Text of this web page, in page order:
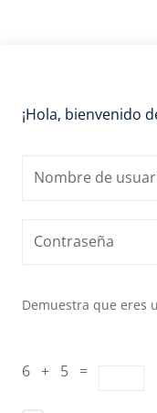
¡Hola, bienvenido
Demuestra que eres
6 + 5 =